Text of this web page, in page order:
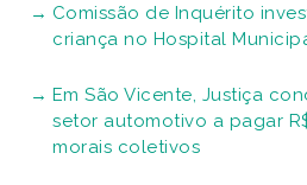
Comissão de Inquérito
criança no Hospital
Em São Vicente, Justiça
setor automotivo a pagar
morais coletivos